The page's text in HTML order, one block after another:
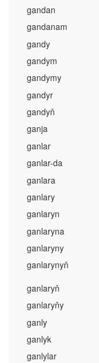
gandan
gandanam
gandy
gandym
gandymy
gandyr
gandyň
ganja
ganlar
ganlar-da
ganlara
ganlary
ganlaryn
ganlaryna
ganlaryny
ganlarynyň
ganlaryň
ganlaryňy
ganly
ganlyk
ganlylar